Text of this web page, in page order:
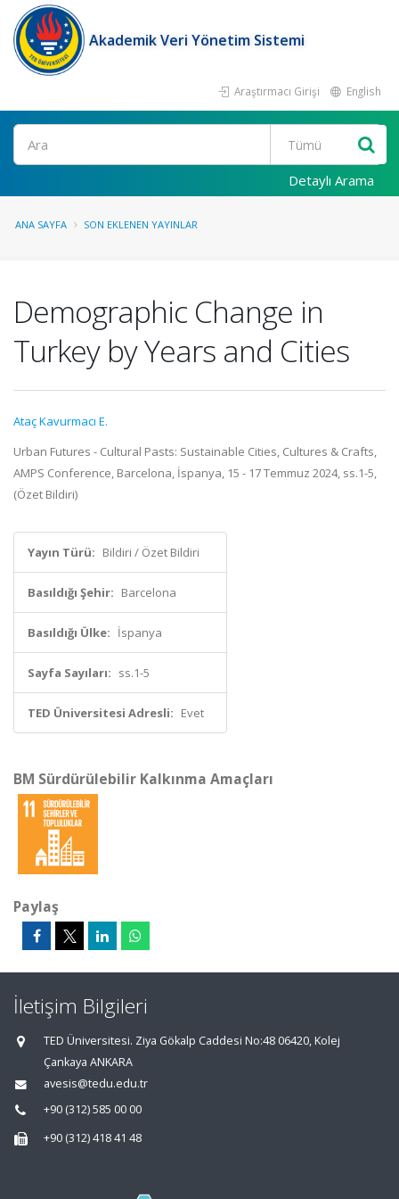
Akademik Veri Yönetim Sistemi
Araştırmacı Girişi English
Ara
Detaylı Arama
ANA SAYFA SON EKLENEN YAYINLAR
Demographic Change in
Turkey by Years and Cities
Ataç Kavurmacı E.
Urban Futures - Cultural Pasts: Sustainable Cities, Cultures & Crafts,
AMPS Conference, Barcelona, İspanya, 15 - 17 Temmuz 2024, ss.1-5,
(Özet Bildiri)
Yayın Türü: Bildiri / Özet Bildiri
Basıldığı Şehir: Barcelona
Basıldığı Ülke: İspanya
Sayfa Sayıları: ss.1-5
TED Üniversitesi Adresli: Evet
BM Sürdürülebilir Kalkınma Amaçları
Paylaş
İletişim Bilgileri
TED Üniversitesi. Ziya Gökalp Caddesi No:48 06420, Kolej
Çankaya ANKARA
avesis@tedu.edu.tr
+90 (312) 585 00 00
+90 (312) 418 41 48